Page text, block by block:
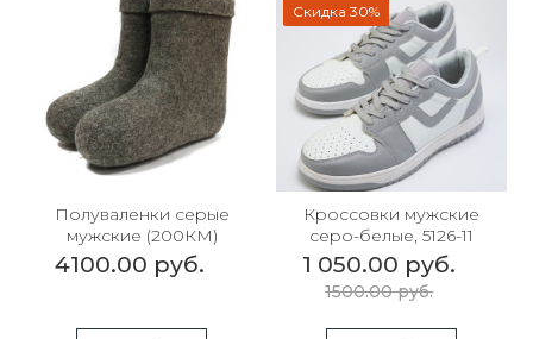
Полуваленки серые
мужские (200КМ)
4100.00 руб.
Скидка 30%
Кроссовки мужские
серо-белые, 5126-11
1 050.00 руб.
1500.00 руб.